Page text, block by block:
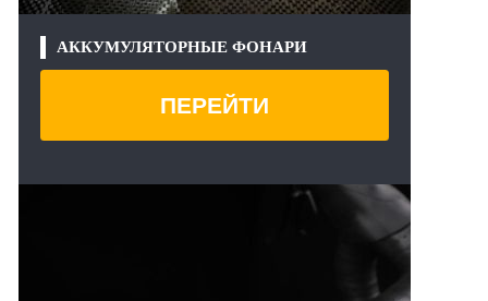
АККУМУЛЯТОРНЫЕ ФОНАРИ
ПЕРЕЙТИ